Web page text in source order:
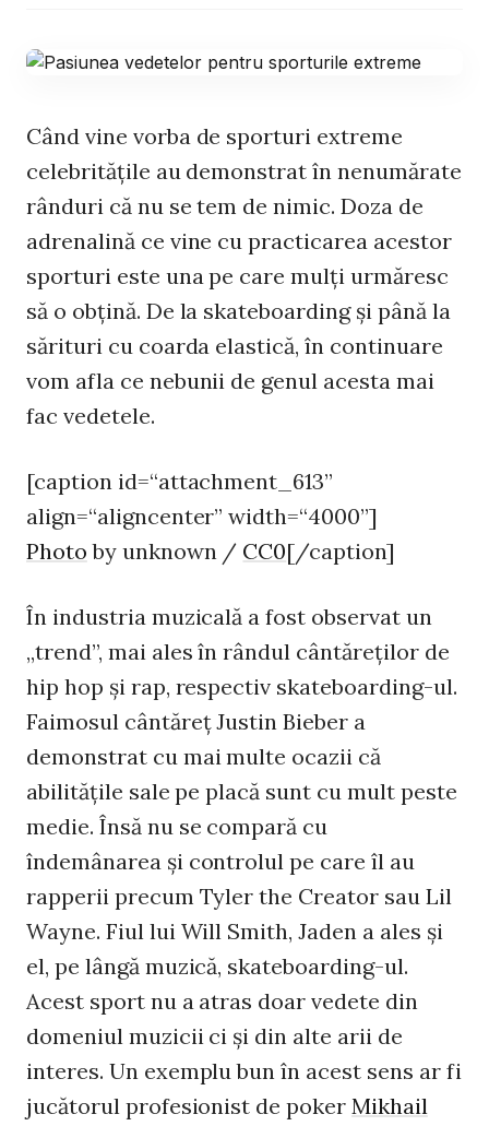
Când vine vorba de sporturi extreme
celebrităţile au demonstrat în nenumărate
rânduri că nu se tem de nimic. Doza de
adrenalină ce vine cu practicarea acestor
sporturi este una pe care mulţi urmăresc
să o obţină. De la skateboarding şi până la
sărituri cu coarda elastică, în continuare
vom afla ce nebunii de genul acesta mai
fac vedetele.
[caption id=“attachment_613”
align=“aligncenter” width=“4000”]
Photo by unknown / CC0[/caption]
În industria muzicală a fost observat un
„trend”, mai ales în rândul cântăreţilor de
hip hop şi rap, respectiv skateboarding-ul.
Faimosul cântăreţ Justin Bieber a
demonstrat cu mai multe ocazii că
abilităţile sale pe placă sunt cu mult peste
medie. Însă nu se compară cu
îndemânarea şi controlul pe care îl au
rapperii precum Tyler the Creator sau Lil
Wayne. Fiul lui Will Smith, Jaden a ales şi
el, pe lângă muzică, skateboarding-ul.
Acest sport nu a atras doar vedete din
domeniul muzicii ci şi din alte arii de
interes. Un exemplu bun în acest sens ar fi
jucătorul profesionist de pokerMikhail